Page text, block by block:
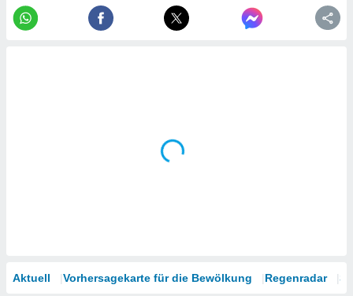
Aktuell Vorhersagekarte für die Bewölkung Regenradar